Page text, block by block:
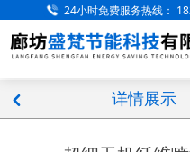
网站首页
关于我们
产品展示
工程案例
24小时免费服务热线：
详情展示
낒